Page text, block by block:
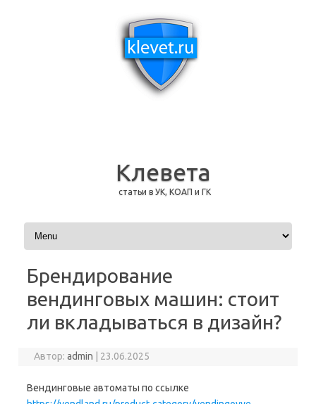
Клевета
статьи в УК, КОАП и ГК
Перейти к содержимому
Брендирование
вендинговых машин: стоит
ли вкладываться в дизайн?
Автор:admin 23.06.2025
Вендинговые автоматы по ссылке